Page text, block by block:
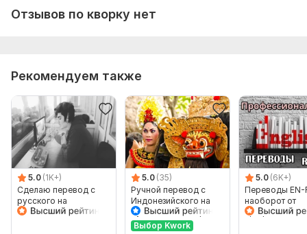
Отзывов по кворку нет
Рекомендуем также
5.0 (1K+)
Сделаю перевод с
русского на
английский и
5.0 (35)
Ручной перевод с
Индонезийского на
Русский и наоборот
Выбор Kwork
5.0 (6K+)
Переводы EN-
наоборот от